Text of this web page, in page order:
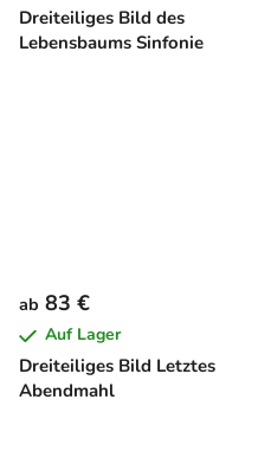
Dreiteiliges Bild des
Lebensbaums Sinfonie
Dreiteiliges Bild Letztes
Abendmahl
ab 83 €
Auf Lager